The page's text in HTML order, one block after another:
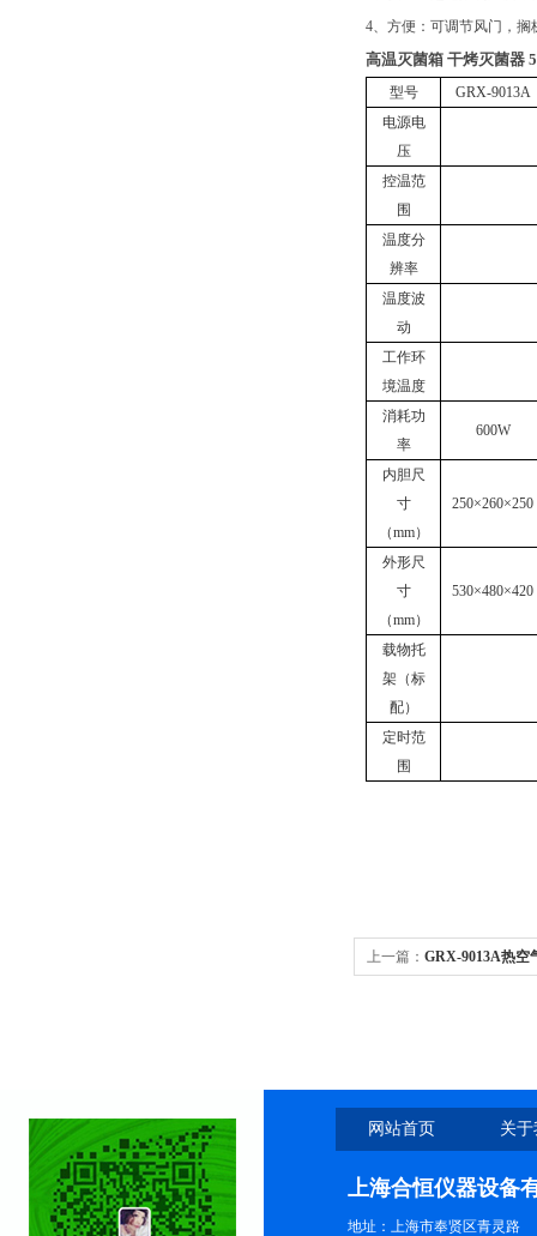
4、方便： 可调节风门，搁
高温灭菌箱 干烤灭菌器
型号
GRX-9013A
电源电
压
控温范
围
温度分
辨率
温度波
动
工作环
境温度
消耗功
率
600W
内胆尺
寸
（mm）
250×260×250
外形尺
寸
（mm）
530×480×420
载物托
架（标
配）
定时范
围
上一篇： GRX-9013A热空
网站首页 关
上海合恒仪器设备
地址：上海市奉贤区青灵路